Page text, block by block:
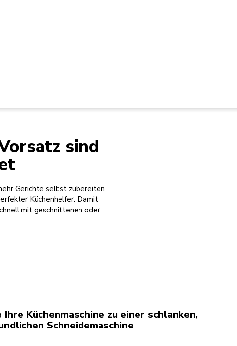
sind
Gerichte selbst zubereiten
Küchenhelfer. Damit
mit geschnittenen oder
Ihre Küchenmaschine zu einer schlanken,
Schneidemaschine